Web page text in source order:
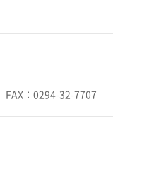
TEL：0294-32-7706 FAX：0294-32-7707